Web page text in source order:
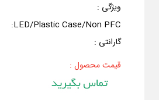
ویژگی :
LED/Plastic Case/Non PFC
:
گارانتی :
قیمت محصول :